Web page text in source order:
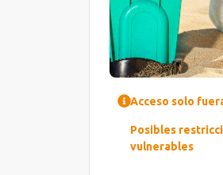
Acceso solo
Posibles
vulnerables